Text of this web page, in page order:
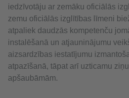
iedzīvotāju ar zemāku oficiālās
zemu oficiālās izglītības līmeni
atpaliek daudzās kompetenču
instalēšanā un atjauninājumu
aizsardzības iestatījumu
atpazīšanā, tāpat arī uzticamu
apšaubāmām.